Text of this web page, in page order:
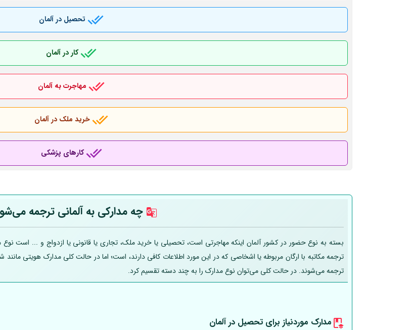
تحصیل در آلمان
کار در آلمان
مهاجرت به آلمان
خرید ملک در آلمان
کارهای پزشکی
چه مدارکی بهآلمانی ترجمه
بسته به نوع حضور در کشور آلمان اینکه مهاجرتی است، تحصیلی یا خرید ملک، تجاری یا قانونی یا ازدواج و ... است نوع
ترجمه مکاتبه با ارگان مربوطه یا اشخاصی که در این مورد اطلاعات کافی دارند، است؛ اما در حالت کلی مدارک هویتی
ترجمه می‌شوند. در حالت کلی می‌توان نوع مدارک را به چند دسته تقسیم کرد.
مدارک موردنیاز برای تحصیل درآلمان